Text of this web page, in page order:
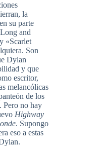
la
su parte
and
«Scarlet
Son
Dylan
y que
escritor,
melancólicas
de los
Pero no hay
Highway
. Supongo
eso a estas